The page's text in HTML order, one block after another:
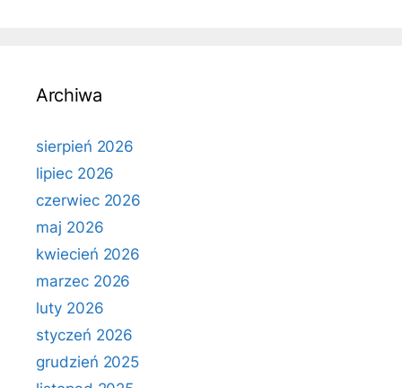
Archiwa
sierpień 2026
lipiec 2026
czerwiec 2026
maj 2026
kwiecień 2026
marzec 2026
luty 2026
styczeń 2026
grudzień 2025